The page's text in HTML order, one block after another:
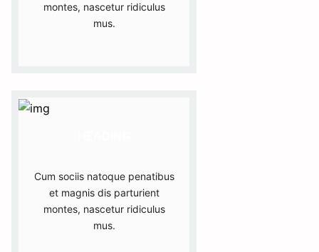
montes, nascetur ridiculus
mus.
Cum sociis natoque penatibus
et magnis dis parturient
montes, nascetur ridiculus
mus.